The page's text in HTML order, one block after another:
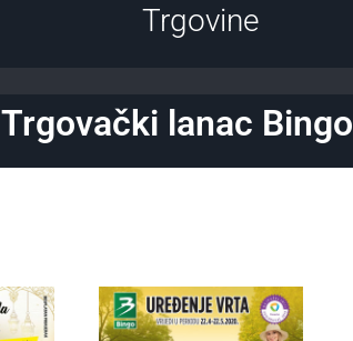
Trgovine
Trgovački lanac Bingo